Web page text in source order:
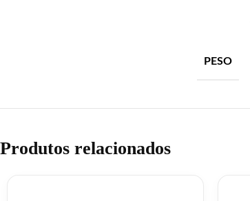
PESO
Produtos relacionados